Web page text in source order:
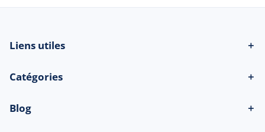
Liens utiles ＋
Catégories ＋
Blog ＋